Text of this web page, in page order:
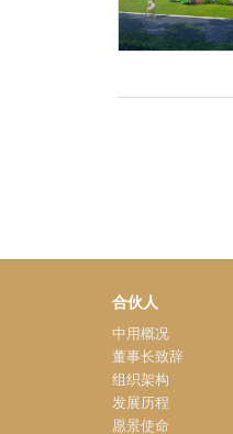
合伙人
中用概况
董事长致辞
组织架构
发展历程
愿景使命